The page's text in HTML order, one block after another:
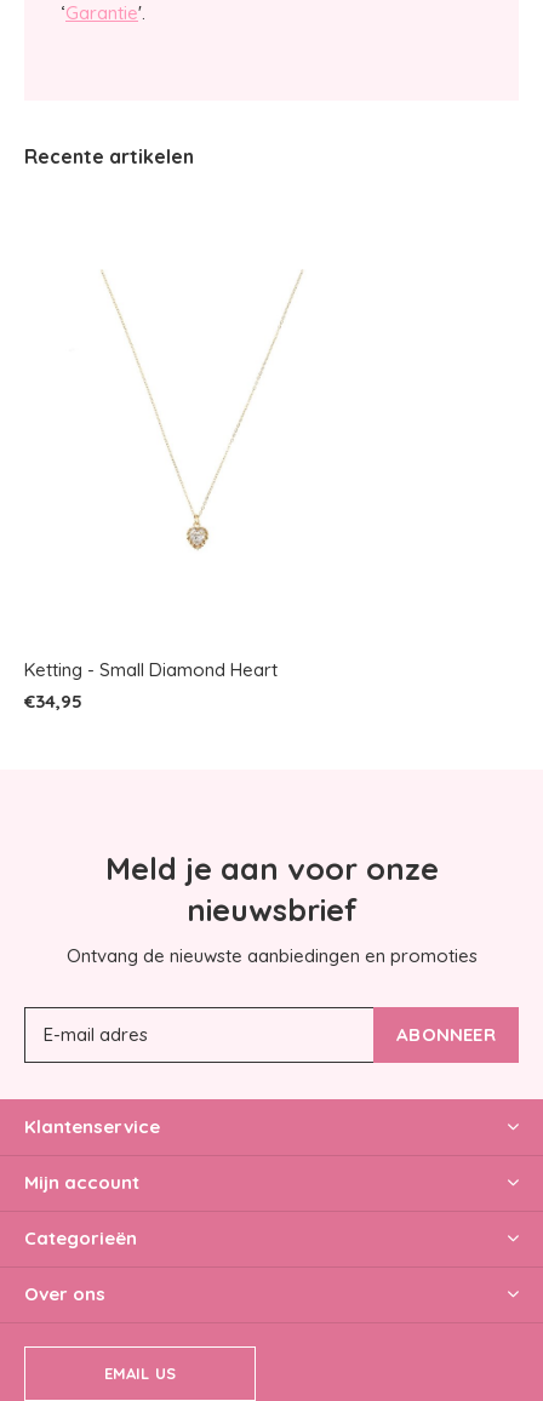
‘Garantie'.
Recente artikelen
Ketting - Small Diamond Heart
€34,95
Meld je aan voor onze
nieuwsbrief
Ontvang de nieuwste aanbiedingen en promoties
ABONNEER
Klantenservice
Mijn account
Categorieën
Over ons
EMAIL US